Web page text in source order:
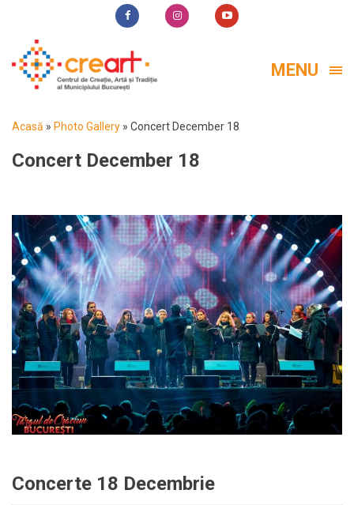
MENU
Acasă » Photo Gallery » Concert December 18
Concert December 18
Concerte 18 Decembrie